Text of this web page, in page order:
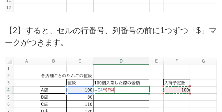
【2】すると、セルの行番号、列番号の前に1つずつ「$」マ
ークがつきます。